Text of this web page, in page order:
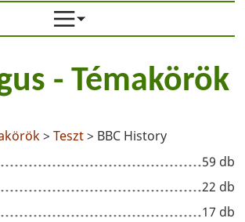
- Témakörök
>Teszt> BBC History
59 db
22 db
17 db